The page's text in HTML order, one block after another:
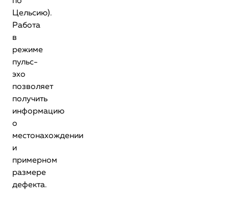
Цельсию).
Работа
в
режиме
пульс-
эхо
позволяет
получить
информацию
о
местонахождении
и
примерном
размере
дефекта.